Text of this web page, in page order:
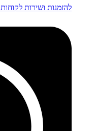
להזמנות ושירות לקוחות : 9844*